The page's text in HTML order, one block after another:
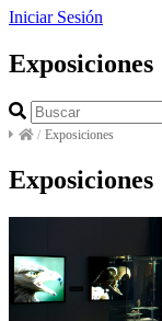
Iniciar Sesión
Exposiciones
/ Exposiciones
Exposiciones